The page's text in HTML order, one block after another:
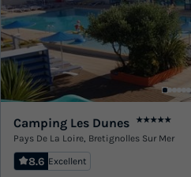
Camping Les Dunes ★★★★★
Pays De La Loire, Bretignolles Sur Mer
8.6 Excellent